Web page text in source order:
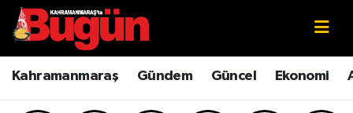
Kahramanmaraş Gündem Güncel Ekonomi
Kahramanmaraş
Kahramanmaraş Sokak Röportajları
Kahramanmaraş Nöbetçi Eczaneler
Kahramanmaraş Hava Durumu